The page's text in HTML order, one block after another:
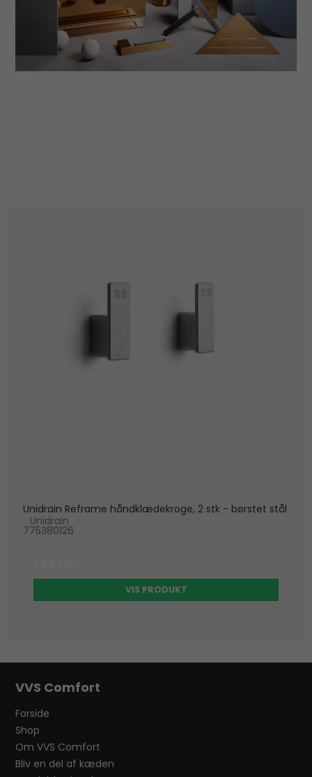
Unidrain Reframe håndklædekroge, 2 stk - børstet stål
Unidrain
775380126
VIS PRODUKT
VVS Comfort
Forside
Shop
Om VVS Comfort
Bliv en del af kæden